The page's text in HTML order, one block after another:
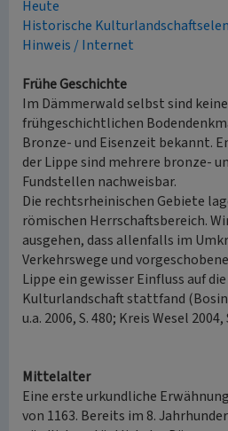
Heute
Historische
Hinweis / Internet
Frühe Geschichte
Im Dämmerwald selbst sind
frühgeschichtlichen
Bronze- und Eisenzeit bekannt.
der Lippe sind mehrere bronze-
Fundstellen nachweisbar.
Die rechtsrheinischen Gebiete
römischen Herrschaftsbereich.
ausgehen, dass allenfalls im
Verkehrswege und
Lippe ein gewisser Einfluss auf
Kulturlandschaft stattfand
u.a. 2006, S. 480; Kreis Wesel 2004,
Mittelalter
Eine erste urkundliche
von 1163. Bereits im 8.